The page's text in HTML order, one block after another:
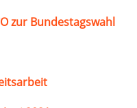
zur Bundestagswahl